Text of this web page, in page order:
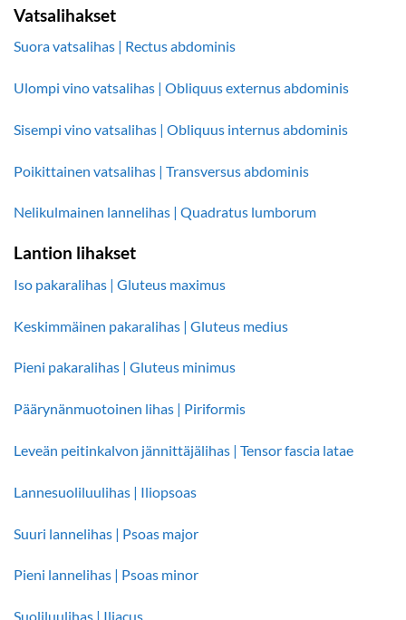
Vatsalihakset
Suora vatsalihas | Rectus abdominis
Ulompi vino vatsalihas | Obliquus externus abdominis
Sisempi vino vatsalihas | Obliquus internus abdominis
Poikittainen vatsalihas | Transversus abdominis
Nelikulmainen lannelihas | Quadratus lumborum
Lantion lihakset
Iso pakaralihas | Gluteus maximus
Keskimmäinen pakaralihas | Gluteus medius
Pieni pakaralihas | Gluteus minimus
Päärynänmuotoinen lihas | Piriformis
Leveän peitinkalvon jännittäjälihas | Tensor fascia latae
Lannesuoliluulihas | Iliopsoas
Suuri lannelihas | Psoas major
Pieni lannelihas | Psoas minor
Suoliluulihas | Iliacus